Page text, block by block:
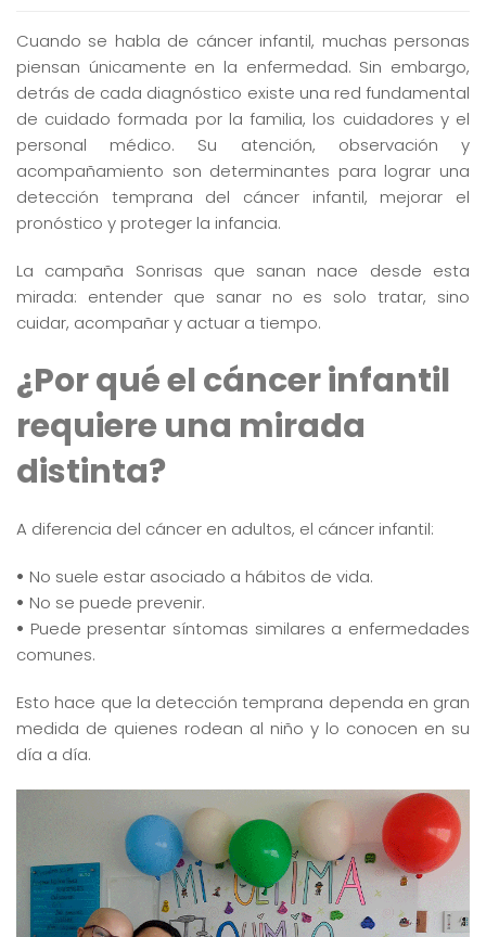
Cuando se habla de cáncer infantil, muchas personas
piensan únicamente en la enfermedad. Sin embargo,
detrás de cada diagnóstico existe una red fundamental
de cuidado formada por la familia, los cuidadores y el
personal médico. Su atención, observación y
acompañamiento son determinantes para lograr una
detección temprana del cáncer infantil, mejorar el
pronóstico y proteger la infancia.
La campaña Sonrisas que sanan nace desde esta
mirada: entender que sanar no es solo tratar, sino
cuidar, acompañar y actuar a tiempo.
¿Por qué el cáncer infantil
requiere una mirada
distinta?
A diferencia del cáncer en adultos, el cáncer infantil:
• No suele estar asociado a hábitos de vida.
• No se puede prevenir.
• Puede presentar síntomas similares a enfermedades
comunes.
Esto hace que la detección temprana dependa en gran
medida de quienes rodean al niño y lo conocen en su
día a día.